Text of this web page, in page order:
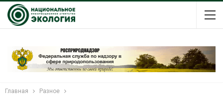
Главная Разное